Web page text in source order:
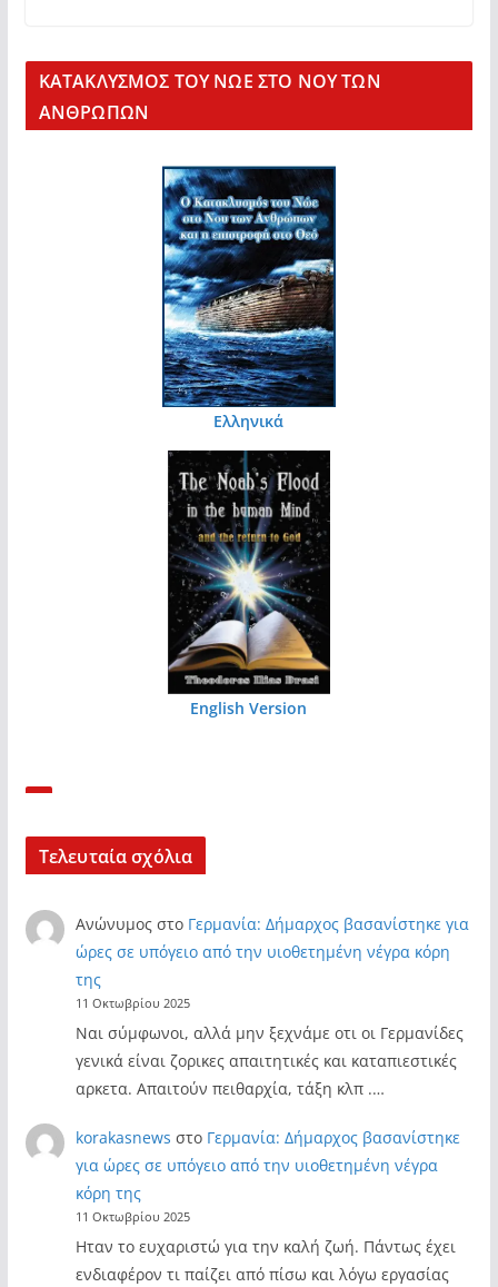
KΑΤΑΚΛΥΣΜΟΣ ΤΟΥ ΝΩΕ ΣΤΟ ΝΟΥ ΤΩΝ
ΑΝΘΡΩΠΩΝ
Ελληνικά
English Version
Τελευταία σχόλια
Ανώνυμος στο Γερμανία: Δήμαρχος βασανίστηκε για
ώρες σε υπόγειο από την υιοθετημένη νέγρα κόρη
της
11 Οκτωβρίου 2025
Ναι σύμφωνοι, αλλά μην ξεχνάμε οτι οι Γερμανίδες
γενικά είναι ζορικες απαιτητικές και καταπιεστικές
αρκετα. Απαιτούν πειθαρχία, τάξη κλπ .…
korakasnews στο Γερμανία: Δήμαρχος βασανίστηκε
για ώρες σε υπόγειο από την υιοθετημένη νέγρα
κόρη της
11 Οκτωβρίου 2025
Ηταν το ευχαριστώ για την καλή ζωή. Πάντως έχει
ενδιαφέρον τι παίζει από πίσω και λόγω εργασίας